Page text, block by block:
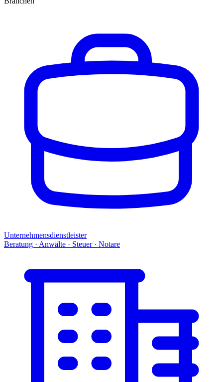
Unternehmensdienstleister
Beratung · Anwälte · Steuer · Notare